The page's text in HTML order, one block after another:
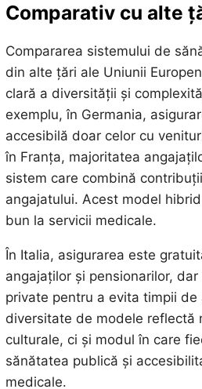
Comparativ cu alte
Compararea sistemului de
din alte țări ale Uniunii
clară a diversității și
exemplu, în Germania,
accesibilă doar celor cu
în Franța, majoritatea
sistem care combină
angajatului. Acest model
bun la servicii medicale.
În Italia, asigurarea este
angajaților și pensionarilor,
private pentru a evita timpii
diversitate de modele reflectă
culturale, ci și modul în care
sănătatea publică și
medicale.